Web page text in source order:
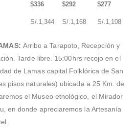
$336 $292 $277
S/.1,344 S/.1,168 S/.1,108
: Arribo a Tarapoto, Recepción y
Tarde libre. 15:00hrs recojo en el
de Lamas capital Folklórica de San
pisos naturales) ubicada a 25 Km. de
el Museo etnológico, el Mirador
en donde apreciaremos la Artesanía